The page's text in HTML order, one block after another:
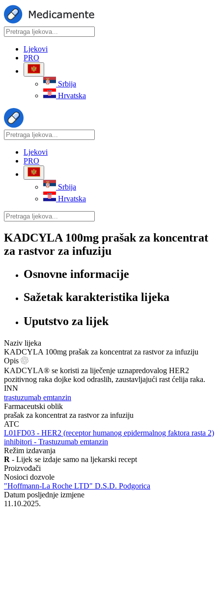
Ljekovi
PRO
Srbija
Hrvatska
Ljekovi
PRO
Srbija
Hrvatska
KADCYLA 100mg prašak za koncentrat
za rastvor za infuziju
Osnovne informacije
Sažetak karakteristika lijeka
Uputstvo za lijek
Naziv lijeka
KADCYLA 100mg prašak za koncentrat za rastvor za infuziju
Opis
KADCYLA® se koristi za liječenje uznapredovalog HER2
pozitivnog raka dojke kod odraslih, zaustavljajući rast ćelija raka.
INN
trastuzumab emtanzin
Farmaceutski oblik
prašak za koncentrat za rastvor za infuziju
ATC
‍L01FD03 - HER2 (receptor humanog epidermalnog faktora rasta 2)
inhibitori - Trastuzumab emtanzin
Režim izdavanja
R - Lijek se izdaje samo na ljekarski recept
Proizvođači
Nosioci dozvole
"Hoffmann-La Roche LTD" D.S.D. Podgorica
Datum posljednje izmjene
11.10.2025.